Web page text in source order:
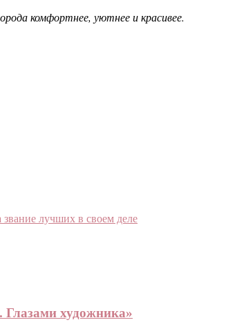
комфортнее, уютнее и красивее.
лучших в своем деле
Глазами художника»